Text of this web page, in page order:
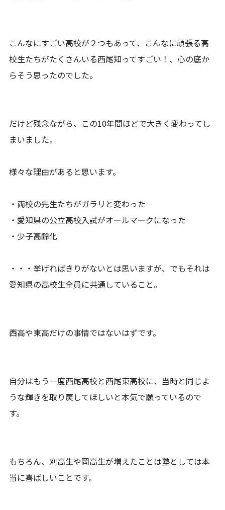
こんなにすごい高校が２つもあって、こんなに頑張る高
校生たちがたくさんいる西尾知ってすごい！、心の底か
らそう思ったのでした。
だけど残念ながら、この10年間ほどで大きく変わってし
まいました。
様々な理由があると思います。
・両校の先生たちがガラリと変わった
・愛知県の公立高校入試がオールマークになった
・少子高齢化
・・・挙げればきりがないとは思いますが、でもそれは
愛知県の高校生全員に共通していること。
西高や東高だけの事情ではないはずです。
自分はもう一度西尾高校と西尾東高校に、当時と同じよ
うな輝きを取り戻してほしいと本気で願っているので
す。
もちろん、刈高生や岡高生が増えたことは塾としては本
当に喜ばしいことです。